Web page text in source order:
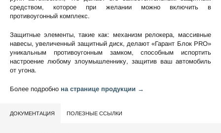
средством, которое при желании можно включить в
противоугонный комплекс.
Защитные элементы, такие как: механизм релокера, массивные
навесы, увеличенный защитный диск, делают «Гарант Блок PRO»
уникальным противоугонным замком, способным испортить
настроение любому злоумышленнику, защитив ваш автомобиль
от угона.
Более подробно на странице продукции →
ДОКУМЕНТАЦИЯ ПОЛЕЗНЫЕ ССЫЛКИ